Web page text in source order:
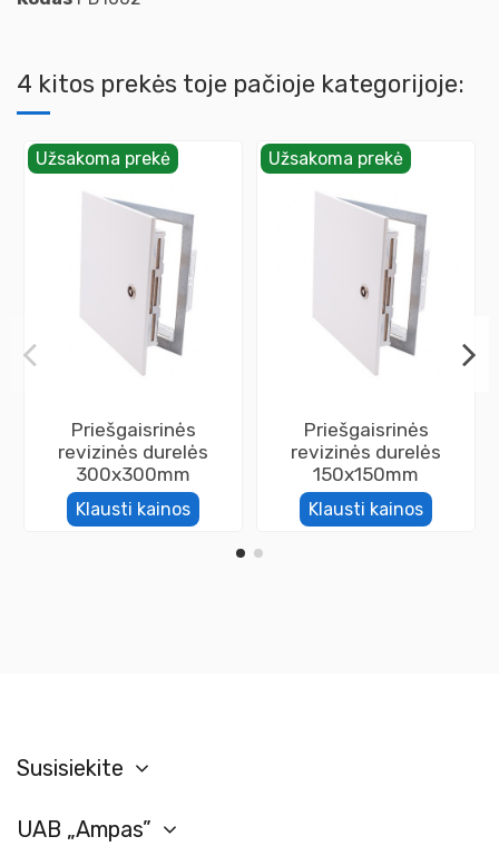
4 kitos prekės toje pačioje kategorijoje:
Užsakoma prekė
Priešgaisrinės
revizinės durelės
300x300mm
Klausti kainos
Užsakoma prekė
Priešgaisrinės
revizinės durelės
150x150mm
Klausti kainos
Susisiekite
UAB „Ampas”